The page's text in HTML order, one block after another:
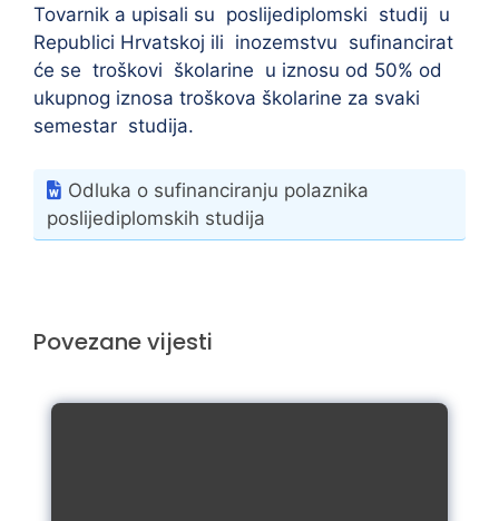
Tovarnik a upisali su poslijediplomski studij u
Republici Hrvatskoj ili inozemstvu sufinancirat
će se troškovi školarine u iznosu od 50% od
ukupnog iznosa troškova školarine za svaki
semestar studija.
Odluka o sufinanciranju polaznika
poslijediplomskih studija
Povezane vijesti